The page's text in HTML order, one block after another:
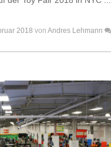
2018 von Andres Lehmann